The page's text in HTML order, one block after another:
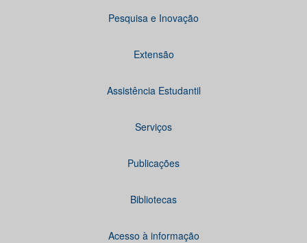
Pesquisa e Inovação
Extensão
Assistência Estudantil
Serviços
Publicações
Bibliotecas
Acesso à informação